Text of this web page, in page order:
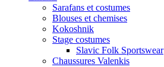
Sarafans et costumes
Blouses et chemises
Kokoshnik
Stage costumes
Slavic Folk Sportswear
Chaussures Valenkis